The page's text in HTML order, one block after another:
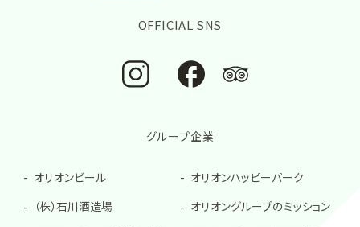
OFFICIAL SNS
グループ企業
オリオンビール
オリオンハッピーパーク
（株）石川酒造場
オリオングループのミッション